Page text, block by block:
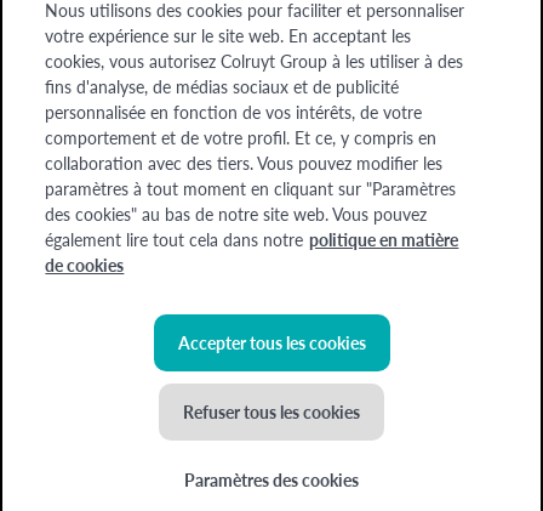
Entreprises
A propos de nous
A propos de nous
Chèque-cadeauDevenez formateur Offres d'emploi
Colruyt Group Academy (Division Colruyt Group SA), 1500 HAL, Edingensesteenweg
249, N° d'entreprise : 0400.378.485, BE-0400.378.485.
©2026Colruyt Group
Déclaration de confidentialité Xtra
Conditions générales
Nous utilisons des cookies pour faciliter et personnaliser
votre expérience sur le site web. En acceptant les
cookies, vous autorisez Colruyt Group à les utiliser à des
fins d'analyse, de médias sociaux et de publicité
personnalisée en fonction de vos intérêts, de votre
comportement et de votre profil. Et ce, y compris en
collaboration avec des tiers. Vous pouvez modifier les
paramètres à tout moment en cliquant sur "Paramètres
des cookies" au bas de notre site web. Vous pouvez
également lire tout cela dans notre politique en matière
de cookies
Accepter tous les cookies
Refuser tous les cookies
Paramètres des cookies